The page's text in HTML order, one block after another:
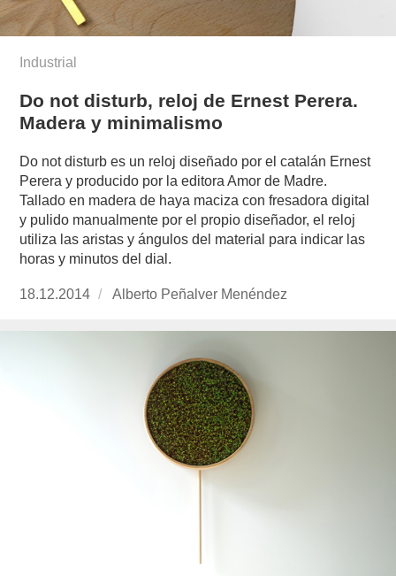
Industrial
Do not disturb, reloj de Ernest Perera.
Madera y minimalismo
Do not disturb es un reloj diseñado por el catalán Ernest
Perera y producido por la editora Amor de Madre.
Tallado en madera de haya maciza con fresadora digital
y pulido manualmente por el propio diseñador, el reloj
utiliza las aristas y ángulos del material para indicar las
horas y minutos del dial.
Publicado
18.12.2014
https://www.experimenta.es/author/alberto-
Alberto Peñalver Menéndez